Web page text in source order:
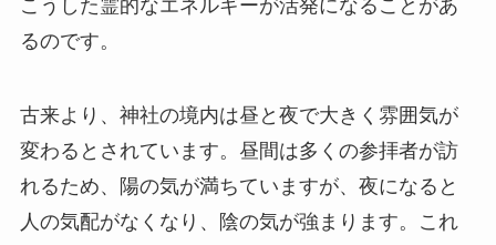
こうした霊的なエネルギーが活発になることがあ
るのです。
古来より、神社の境内は昼と夜で大きく雰囲気が
変わるとされています。昼間は多くの参拝者が訪
れるため、陽の気が満ちていますが、夜になると
人の気配がなくなり、陰の気が強まります。これ